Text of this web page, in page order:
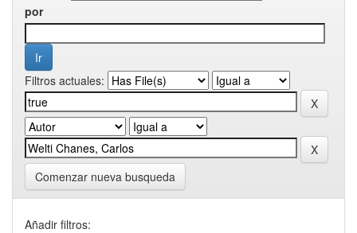
por
Filtros actuales:
Comenzar nueva busqueda
Añadir filtros: